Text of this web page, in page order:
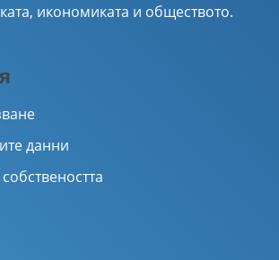
икономиката и обществото.
данни